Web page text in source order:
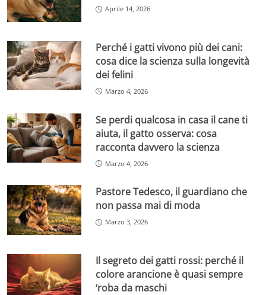
Aprile 14, 2026
Perché i gatti vivono più dei cani:
cosa dice la scienza sulla longevità
dei felini
Marzo 4, 2026
Se perdi qualcosa in casa il cane ti
aiuta, il gatto osserva: cosa
racconta davvero la scienza
Marzo 4, 2026
Pastore Tedesco, il guardiano che
non passa mai di moda
Marzo 3, 2026
Il segreto dei gatti rossi: perché il
colore arancione è quasi sempre
‘roba da maschi